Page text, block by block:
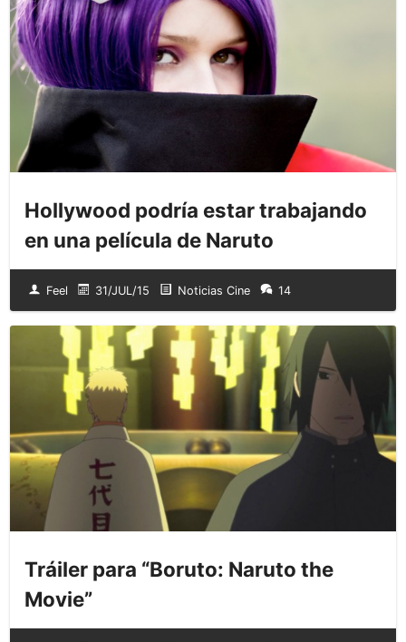
Hollywood podría estar trabajando
en una película de Naruto
Feel 31/JUL/15 Noticias Cine 14
Tráiler para “Boruto: Naruto the
Movie”